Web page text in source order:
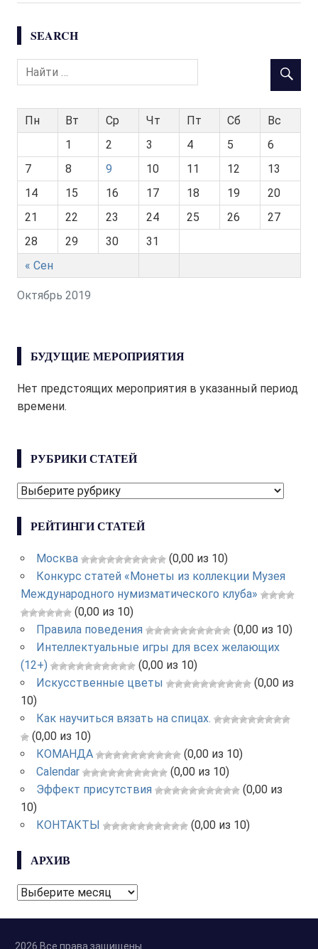
SEARCH
Октябрь 2019
Пн Вт Ср Чт Пт Сб Вс
« Сен
1 2 3 4 5
6
7
8 9 10 11 12
13
14
15 16 17 18 19
20
21
22 23 24 25 26
27
28
29 30 31
БУДУЩИЕ МЕРОПРИЯТИЯ
Нет предстоящих мероприятия в указанный период
времени.
РУБРИКИ СТАТЕЙ
РУБРИКИ
РЕЙТИНГИ СТАТЕЙ
Москва
(0,00 из 10)
Конкурс статей «Монеты из коллекции Музея
Международного нумизматического клуба»
(0,00 из 10)
Правила поведения
(0,00 из 10)
Интеллектуальные игры для всех желающих
(12+)
(0,00 из 10)
Искусственные цветы
(0,00 из
10)
Как научиться вязать на спицах.
(0,00 из 10)
КОМАНДА
(0,00 из 10)
Calendar
(0,00 из 10)
Эффект присутствия
(0,00 из
10)
КОНТАКТЫ
(0,00 из 10)
АРХИВ
АРХИВ
2026 Все права защищены.